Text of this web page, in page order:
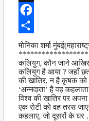
X
Facebook
Share
मोनिका शर्मा
कलियुग, कौन जाने
कलियुग है आया ? जहाँ
की खातिर, न है कृषक को
‘अन्नदाता’ है वह
विश्व की खातिर पर
एक रोटी को वह तरस
कहलाए, जो दूसरों के घर